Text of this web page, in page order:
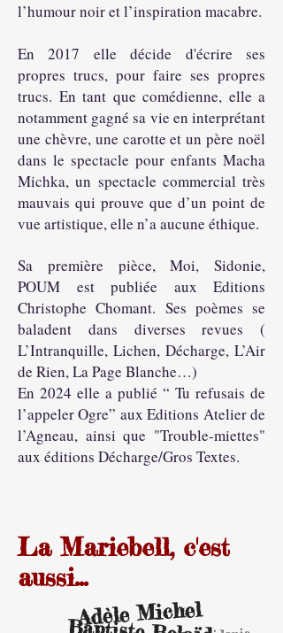
l’humour noir et l’inspiration macabre.
En 2017 elle décide d'écrire ses
propres trucs, pour faire ses propres
trucs. En tant que comédienne, elle a
notamment gagné sa vie en interprétant
une chèvre, une carotte et un père noël
dans le spectacle pour enfants Macha
Michka, un spectacle commercial très
mauvais qui prouve que d’un point de
vue artistique, elle n’a aucune éthique.
Sa première pièce, Moi, Sidonie,
POUM est publiée aux Editions
Christophe Chomant. Ses poèmes se
baladent dans diverses revues (
L’Intranquille, Lichen, Décharge, L’Air
de Rien, La Page Blanche…)
En 2024 elle a publié “ Tu refusais de
l’appeler Ogre” aux Editions Atelier de
l’Agneau, ainsi que "Trouble-miettes"
aux éditions Décharge/Gros Textes.
La Mariebell, c'est
aussi...
Adèle Michel